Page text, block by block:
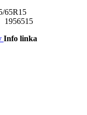
65R15
1956515
Info linka